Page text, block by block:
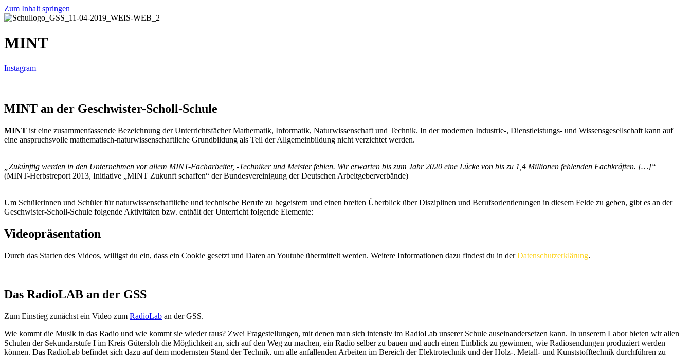
Zum Inhalt springen
MINT
Instagram
MINT an der Geschwister-Scholl-Schule
MINT ist eine zusammenfassende Bezeichnung der Unterrichtsfächer Mathematik, Informatik, Naturwissenschaft und Technik. In der modernen Industrie-, Dienstleistungs- und Wissensgesellschaft kann auf
eine anspruchsvolle mathematisch-naturwissenschaftliche Grundbildung als Teil der Allgemeinbildung nicht verzichtet werden.
„Zukünftig werden in den Unternehmen vor allem MINT-Facharbeiter, -Techniker und Meister fehlen. Wir erwarten bis zum Jahr 2020 eine Lücke von bis zu 1,4 Millionen fehlenden Fachkräften. […]“
(MINT-Herbstreport 2013, Initiative „MINT Zukunft schaffen“ der Bundesvereinigung der Deutschen Arbeitgeberverbände)
Um Schülerinnen und Schüler für naturwissenschaftliche und technische Berufe zu begeistern und einen breiten Überblick über Disziplinen und Berufsorientierungen in diesem Felde zu geben, gibt es an der
Geschwister-Scholl-Schule folgende Aktivitäten bzw. enthält der Unterricht folgende Elemente:
Videopräsentation
Durch das Starten des Videos, willigst du ein, dass ein Cookie gesetzt und Daten an Youtube übermittelt werden. Weitere Informationen dazu findest du in derDatenschutzerklärung.
Das RadioLAB an der GSS
Zum Einstieg zunächst ein Video zum RadioLab an der GSS.
Wie kommt die Musik in das Radio und wie kommt sie wieder raus? Zwei Fragestellungen, mit denen man sich intensiv im RadioLab unserer Schule auseinandersetzen kann. In unserem Labor bieten wir allen
Schulen der Sekundarstufe I im Kreis Gütersloh die Möglichkeit an, sich auf den Weg zu machen, ein Radio selber zu bauen und auch einen Einblick zu gewinnen, wie Radiosendungen produziert werden
können. Das RadioLab befindet sich dazu auf dem modernsten Stand der Technik, um alle anfallenden Arbeiten im Bereich der Elektrotechnik und der Holz-, Metall- und Kunststofftechnik durchführen zu